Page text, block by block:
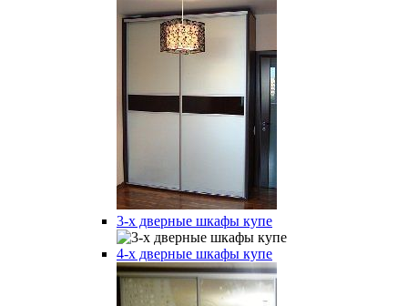
3-х дверные шкафы купе
4-х дверные шкафы купе